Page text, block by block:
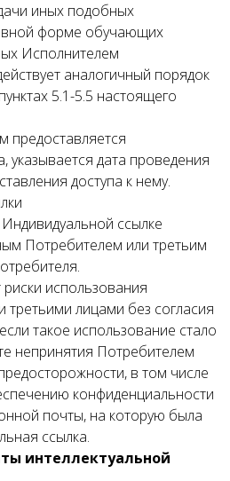
иных подобных
форме обучающих
Исполнителем
аналогичный порядок
5.1-5.5 настоящего
предоставляется
указывается дата проведения
доступа к нему.
ссылке
Потребителем или третьим
использования
третьими лицами без согласия
такое использование стало
непринятия Потребителем
в том числе
конфиденциальности
почты, на которую была
ссылка.
интеллектуальной